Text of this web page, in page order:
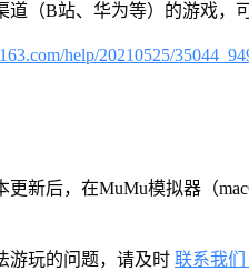
道（B站、华为等）的游戏，
help/20210525/
更新后，在MuMu模拟器（
游玩的问题，请及时 联系我们